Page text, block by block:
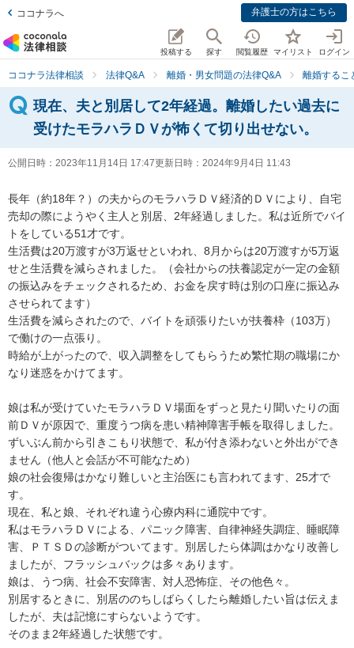
ココナラへ 弁護士の方はこちら
投稿する 探す 閲覧履歴 マイリスト ログイン
ココナラ法律相談 法律Q&A 離婚・男女問題の法律Q&A 離婚するこ
現在、夫と別居して2年経過。離婚したい過去に
受けたモラハラＤＶが怖くて切り出せない。
公開日時： 2023年11月14日 17:47更新日時： 2024年9月4日 11:43
長年（約18年？）の夫からのモラハラＤＶ経済的ＤＶにより、自宅
売却の際にようやく主人と別居、2年経過しました。私は近所でバイ
トをしている51才です。
生活費は20万渡すが3万返せといわれ、8月からは20万渡すが5万返
せと生活費を減らされました。（会社からの扶養認定が一定の金額
の振込みをチェックされるため、お金を戻す時は別の口座に振込み
させられてます）
生活費を減らされたので、バイトを頑張りたいが扶養枠（103万）
で働けの一点張り。
時給が上がったので、収入調整をしてもらうため繁忙期の職場にか
なり迷惑をかけてます。
娘は私が受けていたモラハラＤＶ場面をずっと見たり聞いたりの面
前ＤＶが原因で、重度うつ病を患い精神障害手帳を取得しました。
ずいぶん前から引きこもり状態で、私が付き添わないと外出ができ
ません（他人と会話が不可能なため）
娘の社会復帰はかなり難しいと主治医にも言われてます、25才で
す。
現在、私と娘、それぞれ違う心療内科に通院中です。
私はモラハラＤＶによる、パニック障害、自律神経失調症、睡眠障
害、ＰＴＳＤの診断がついてます。別居したら体調はかなり改善し
ましたが、フラッシュバックは多々あります。
娘は、うつ病、社会不安障害、対人恐怖症、その他色々。
別居するときに、別居ののちしばらくしたら離婚したい旨は伝えま
したが、夫は記憶にすらないようです。
そのまま2年経過した状態です。